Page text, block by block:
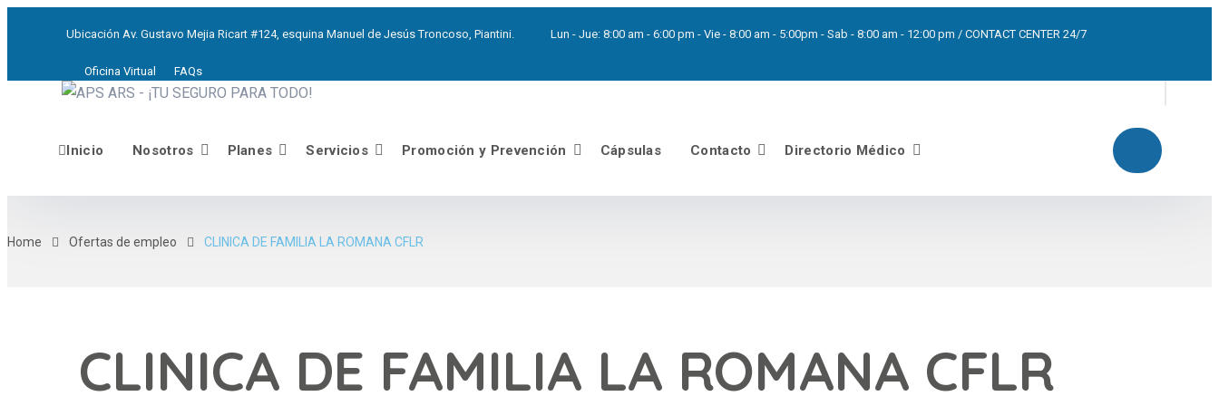
Ubicación Av. Gustavo Mejia Ricart #124, esquina Manuel de Jesús Troncoso, Piantini. Lun - Jue: 8:00 am - 6:00 pm - Vie - 8:00 am - 5:00pm - Sab - 8:00 am - 12:00 pm / CONTACT CENTER 24/7
Oficina Virtual FAQs
Inicio Nosotros Planes Servicios Promoción y Prevención Cápsulas Contacto Directorio Médico
Home Ofertas de empleo CLINICA DE FAMILIA LA ROMANA CFLR
CLINICA DE FAMILIA LA ROMANA CFLR